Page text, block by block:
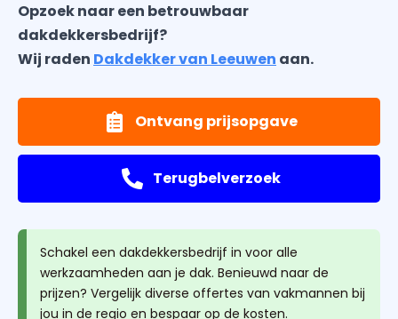
Opzoek naar een betrouwbaar
dakdekkersbedrijf?
Wij raden Dakdekker van Leeuwen aan.
Ontvang prijsopgave
Terugbelverzoek
Schakel een dakdekkersbedrijf in voor alle
werkzaamheden aan je dak. Benieuwd naar de
prijzen? Vergelijk diverse offertes van vakmannen bij
jou in de regio en bespaar op de kosten.